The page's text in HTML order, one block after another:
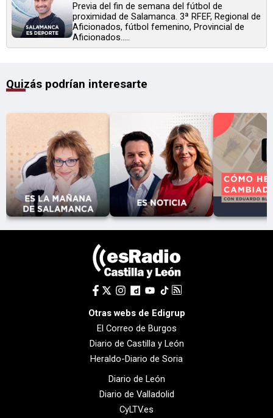
Previa del fin de semana del fútbol de
proximidad de Salamanca. 3ª RFEF, Regional de
Aficionados, fútbol femenino, Provincial de
Aficionados.....
Quizás podrían interesarte
Otras webs de Edigrup
El Correo de Burgos
Diario de Castilla y León
Heraldo-Diario de Soria
Diario de León
Diario de Valladolid
CyLTV.es